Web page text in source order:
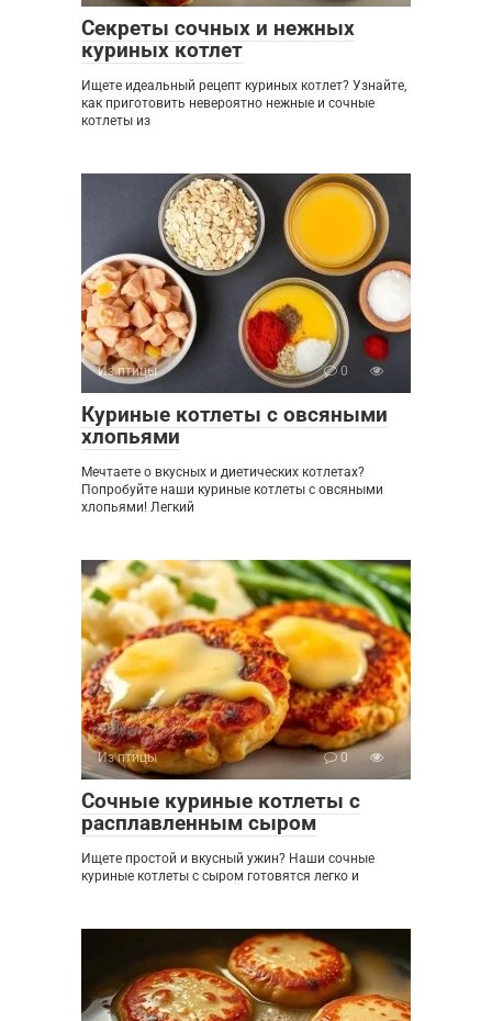
Секреты сочных и нежных
куриных котлет
Ищете идеальный рецепт куриных котлет? Узнайте,
как приготовить невероятно нежные и сочные
котлеты из
Из птицы 0
Куриные котлеты с овсяными
хлопьями
Мечтаете о вкусных и диетических котлетах?
Попробуйте наши куриные котлеты с овсяными
хлопьями! Легкий
Из птицы 0
Сочные куриные котлеты с
расплавленным сыром
Ищете простой и вкусный ужин? Наши сочные
куриные котлеты с сыром готовятся легко и